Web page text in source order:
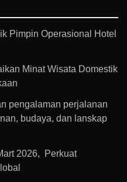
Pimpin Operasional Hotel
Minat Wisata Domestik
pengalaman perjalanan
budaya, dan lanskap
2026, Perkuat